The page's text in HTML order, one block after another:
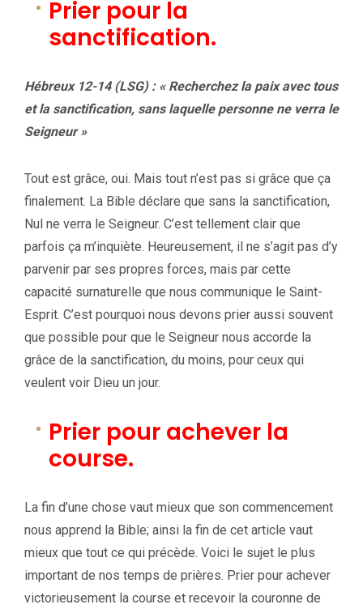
Prier pour la
sanctification.
Hébreux 12-14 (LSG) : « Recherchez la paix avec tous
et la sanctification, sans laquelle personne ne verra le
Seigneur »
Tout est grâce, oui. Mais tout n’est pas si grâce que ça
finalement. La Bible déclare que sans la sanctification,
Nul ne verra le Seigneur. C’est tellement clair que
parfois ça m’inquiète. Heureusement, il ne s’agit pas d’y
parvenir par ses propres forces, mais par cette
capacité surnaturelle que nous communique le Saint-
Esprit. C’est pourquoi nous devons prier aussi souvent
que possible pour que le Seigneur nous accorde la
grâce de la sanctification, du moins, pour ceux qui
veulent voir Dieu un jour.
Prier pour achever la
course.
La fin d’une chose vaut mieux que son commencement
nous apprend la Bible; ainsi la fin de cet article vaut
mieux que tout ce qui précède. Voici le sujet le plus
important de nos temps de prières. Prier pour achever
victorieusement la course et recevoir la couronne de